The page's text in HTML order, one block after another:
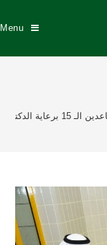
Menu
منهم 57 خلجاوي وتكريم 8 معلمين